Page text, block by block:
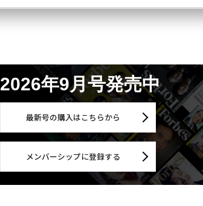
2026年9月号発売中
最新号の購入はこちらから
メンバーシップに登録する